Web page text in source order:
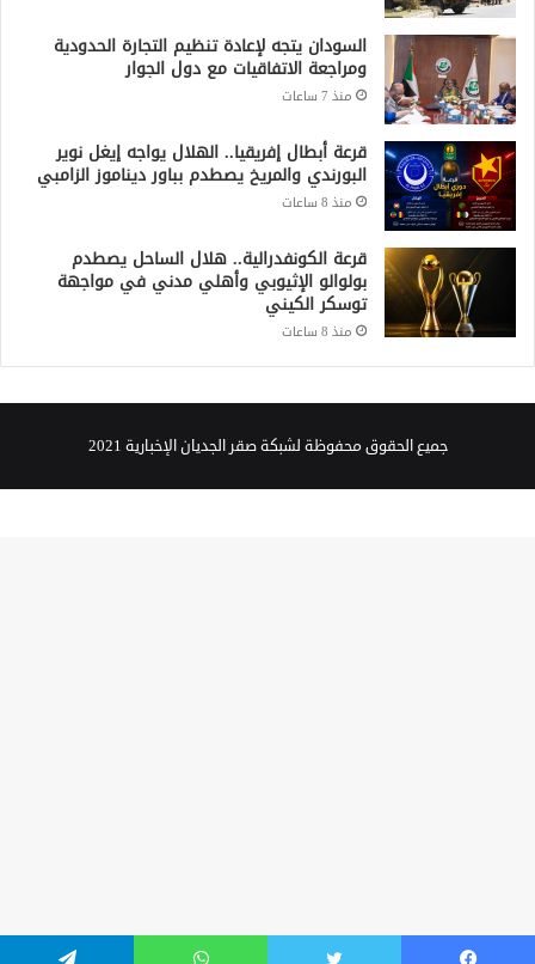
السودان يتجه لإعادة تنظيم التجارة الحدودية
ومراجعة الاتفاقيات مع دول الجوار
منذ 7 ساعات
قرعة أبطال إفريقيا.. الهلال يواجه إيغل نوير
البورندي والمريخ يصطدم بباور ديناموز الزامبي
منذ 8 ساعات
قرعة الكونفدرالية.. هلال الساحل يصطدم
بولوالو الإثيوبي وأهلي مدني في مواجهة
توسكر الكيني
منذ 8 ساعات
جميع الحقوق محفوظة لشبكة صقر الجديان الإخبارية 2021